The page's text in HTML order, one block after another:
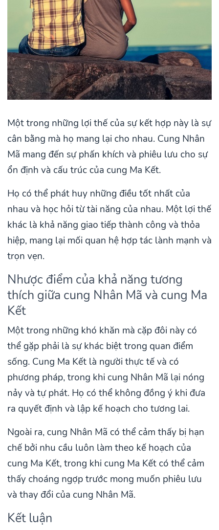
Một trong những lợi thế của sự kết hợp này là sự
cân bằng mà họ mang lại cho nhau. Cung Nhân
Mã mang đến sự phấn khích và phiêu lưu cho sự
ổn định và cấu trúc của cung Ma Kết.
Họ có thể phát huy những điều tốt nhất của
nhau và học hỏi từ tài năng của nhau. Một lợi thế
khác là khả năng giao tiếp thành công và thỏa
hiệp, mang lại mối quan hệ hợp tác lành mạnh và
trọn vẹn.
Nhược điểm của khả năng tương
thích giữa cung Nhân Mã và cung Ma
Kết
Một trong những khó khăn mà cặp đôi này có
thể gặp phải là sự khác biệt trong quan điểm
sống. Cung Ma Kết là người thực tế và có
phương pháp, trong khi cung Nhân Mã lại nóng
nảy và tự phát. Họ có thể không đồng ý khi đưa
ra quyết định và lập kế hoạch cho tương lai.
Ngoài ra, cung Nhân Mã có thể cảm thấy bị hạn
chế bởi nhu cầu luôn làm theo kế hoạch của
cung Ma Kết, trong khi cung Ma Kết có thể cảm
thấy choáng ngợp trước mong muốn phiêu lưu
và thay đổi của cung Nhân Mã.
Kết luận